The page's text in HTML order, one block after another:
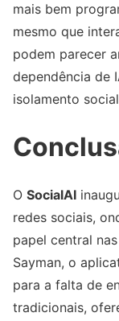
mais bem
mesmo que
podem parecer
dependência de
isolamento
O SocialAI
redes sociais,
papel central
Sayman, o
para a falta de
tradicionais,